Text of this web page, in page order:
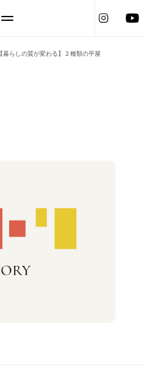
【暮らしの質が変わる】２種類の平屋